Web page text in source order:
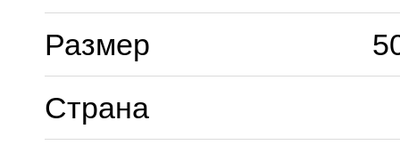
Размер
Страна